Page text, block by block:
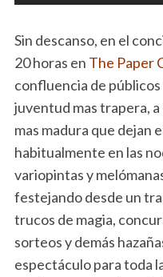
Sin descanso, en el
20 horas en The Paper
confluencia de
juventud mas trapera,
mas madura que dejan
habitualmente en las
variopintas y
festejando desde un
trucos de magia,
sorteos y demás
espectáculo para toda